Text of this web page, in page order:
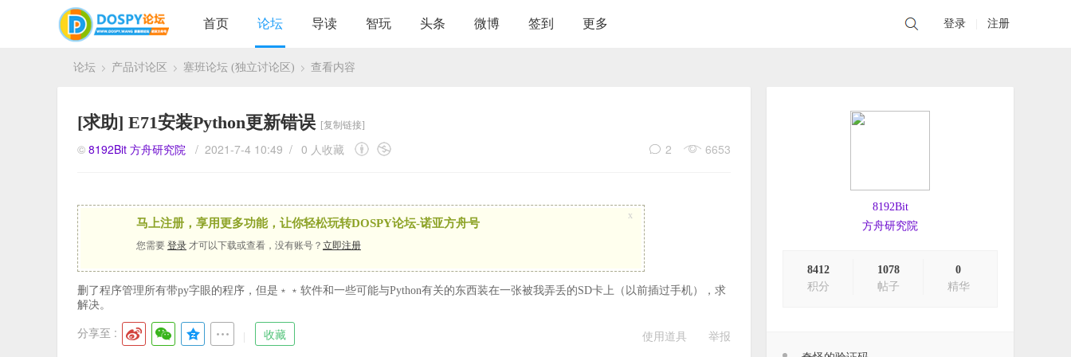
首页 论坛 导读 智玩 头条 微博 签到 更多 登录 注册
论坛 产品讨论区 塞班论坛 (独立讨论区) 查看内容
8192Bit
方舟研究院
8412
积分
1078
帖子
0
精华
[求助] E71安装Python更新错误 [复制链接]
© 8192Bit 方舟研究院 / 2021-7-4 10:49 / 0 人收藏 6653
2
马上注册，享用更多功能，让你轻松玩转DOSPY论坛-诺亚方舟号
您需要 登录 才可以下载或查看，没有账号？ 立即注册
x
删了程序管理所有带py字眼的程序，但是﹡﹡软件和一些可能与Python有关的东西装在一张被我弄丢的SD卡上（以前插过手机），求
解决。
分享至 : 收藏 使用道具 举报